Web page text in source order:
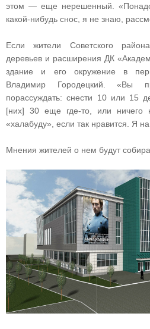
этом — еще нерешенный.
какой-нибудь снос, я не знаю,
Если жители Советского
деревьев и расширения ДК
здание и его окружение в
Владимир Городецкий. «Вы
порассуждать: снести 10 или 15
[них] 30 еще где-то, или ничего
«халабуду», если так нравится. Я
Мнения жителей о нем будут